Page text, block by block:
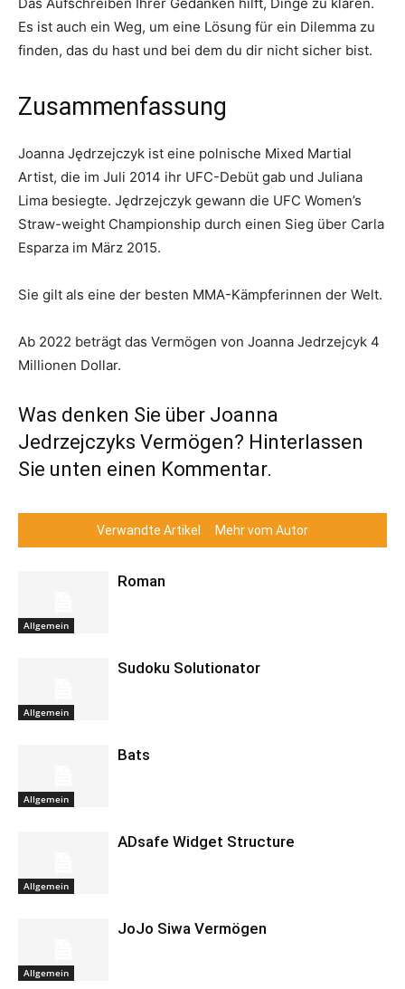
Es ist auch ein Weg, um eine Lösung für ein Dilemma zu
finden, das du hast und bei dem du dir nicht sicher bist.
Zusammenfassung
Joanna Jędrzejczyk ist eine polnische Mixed Martial
Artist, die im Juli 2014 ihr UFC-Debüt gab und Juliana
Lima besiegte. Jędrzejczyk gewann die UFC Women’s
Straw-weight Championship durch einen Sieg über Carla
Esparza im März 2015.
Sie gilt als eine der besten MMA-Kämpferinnen der Welt.
Ab 2022 beträgt das Vermögen von Joanna Jedrzejcyk 4
Millionen Dollar.
Was denken Sie über Joanna
Jedrzejczyks Vermögen? Hinterlassen
Sie unten einen Kommentar.
Verwandte Artikel Mehr vom Autor
Allgemein
Roman
Allgemein
Sudoku Solutionator
Allgemein
Bats
Allgemein
ADsafe Widget Structure
Allgemein
JoJo Siwa Vermögen